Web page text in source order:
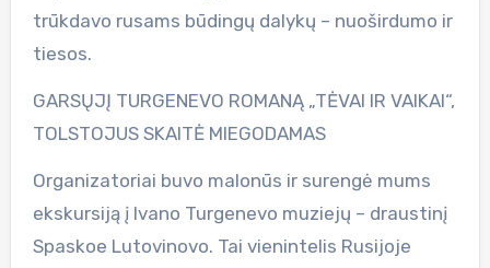
trūkdavo rusams būdingų dalykų – nuoširdumo ir
tiesos.
GARSŲJĮ TURGENEVO ROMANĄ „TĖVAI IR VAIKAI“,
TOLSTOJUS SKAITĖ MIEGODAMAS
Organizatoriai buvo malonūs ir surengė mums
ekskursiją į Ivano Turgenevo muziejų – draustinį
Spaskoe Lutovinovo. Tai vienintelis Rusijoje